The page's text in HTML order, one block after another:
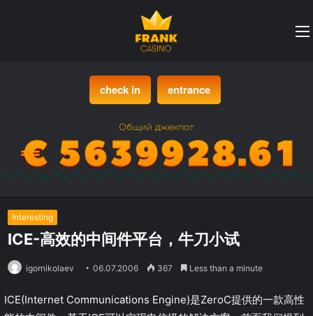
check in entrance
Interesting
ICE-高效的中间件平台，牛刀小试
igornikolaev 06.07.2006 367 Less than a minute
ICE(Internet Communications Engine)是ZeroC提供的一款高性